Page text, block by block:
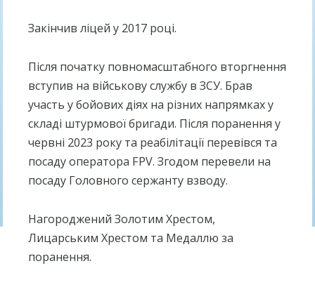
Закінчив ліцей у 2017 році.
Після початку повномасштабного вторгнення
вступив на військову службу в ЗСУ. Брав
участь у бойових діях на різних напрямках у
складі штурмової бригади. Після поранення у
червні 2023 року та реабілітації перевівся та
посаду оператора FPV. Згодом перевели на
посаду Головного сержанту взводу.
Нагороджений Золотим Хрестом,
Лицарським Хрестом та Медаллю за
поранення.